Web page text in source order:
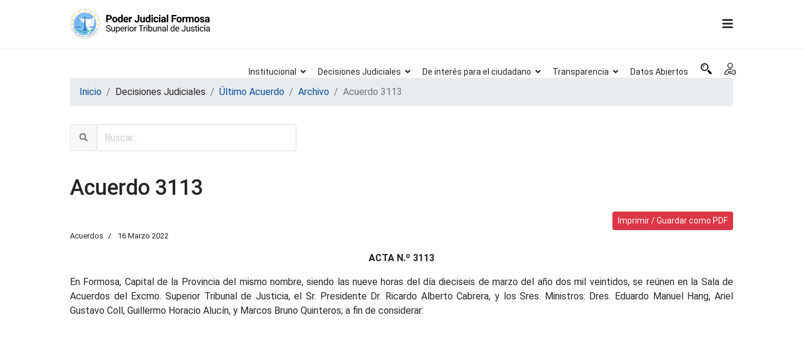
Institucional Decisiones Judiciales De interés para el ciudadano Transparencia Datos Abiertos
Inicio Decisiones Judiciales Último Acuerdo Archivo Acuerdo 3113
Acuerdo 3113
Imprimir / Guardar como PDF
Acuerdos 16 Marzo 2022
ACTA N.º 3113
En Formosa, Capital de la Provincia del mismo nombre, siendo las nueve horas del día dieciseis de marzo del año dos mil veintidos, se reúnen en la Sala de
Acuerdos del Excmo. Superior Tribunal de Justicia, el Sr. Presidente Dr. Ricardo Alberto Cabrera, y los Sres. Ministros: Dres. Eduardo Manuel Hang, Ariel
Gustavo Coll, Guillermo Horacio Alucín, y Marcos Bruno Quinteros; a fin de considerar: